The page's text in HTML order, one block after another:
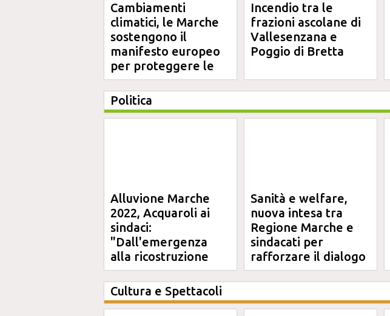
Cambiamenti
climatici, le Marche
sostengono il
manifesto europeo
per proteggere le
aree costiere
Incendio tra le
frazioni ascolane di
Vallesenzana e
Poggio di Bretta
Politica
Alluvione Marche
2022, Acquaroli ai
sindaci:
"Dall'emergenza
alla ricostruzione
definitiva"
Sanità e welfare,
nuova intesa tra
Regione Marche e
sindacati per
rafforzare il dialogo
Cultura e Spettacoli